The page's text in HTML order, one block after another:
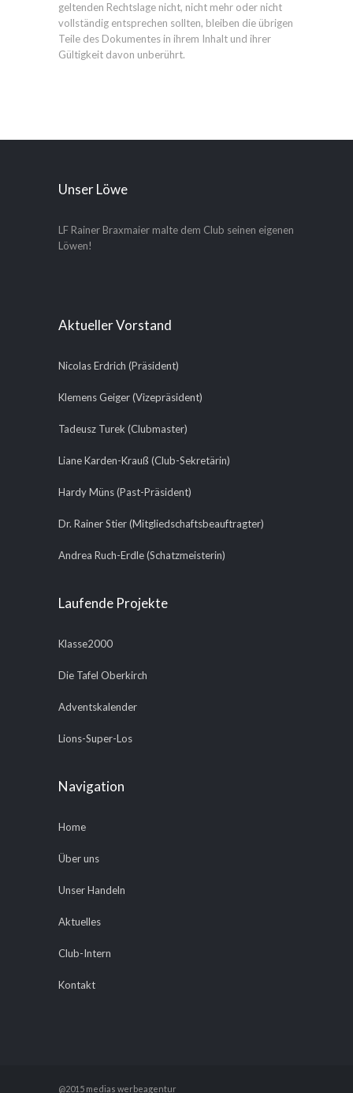
geltenden Rechtslage nicht, nicht mehr oder nicht
vollständig entsprechen sollten, bleiben die übrigen
Teile des Dokumentes in ihrem Inhalt und ihrer
Gültigkeit davon unberührt.
Unser Löwe
LF Rainer Braxmaier malte dem Club seinen eigenen
Löwen!
Aktueller Vorstand
Nicolas Erdrich (Präsident)
Klemens Geiger (Vizepräsident)
Tadeusz Turek (Clubmaster)
Liane Karden-Krauß (Club-Sekretärin)
Hardy Müns (Past-Präsident)
Dr. Rainer Stier (Mitgliedschaftsbeauftragter)
Andrea Ruch-Erdle (Schatzmeisterin)
Laufende Projekte
Klasse2000
Die Tafel Oberkirch
Adventskalender
Lions-Super-Los
Navigation
Home
Über uns
Unser Handeln
Aktuelles
Club-Intern
Kontakt
@2015 medias werbeagentur